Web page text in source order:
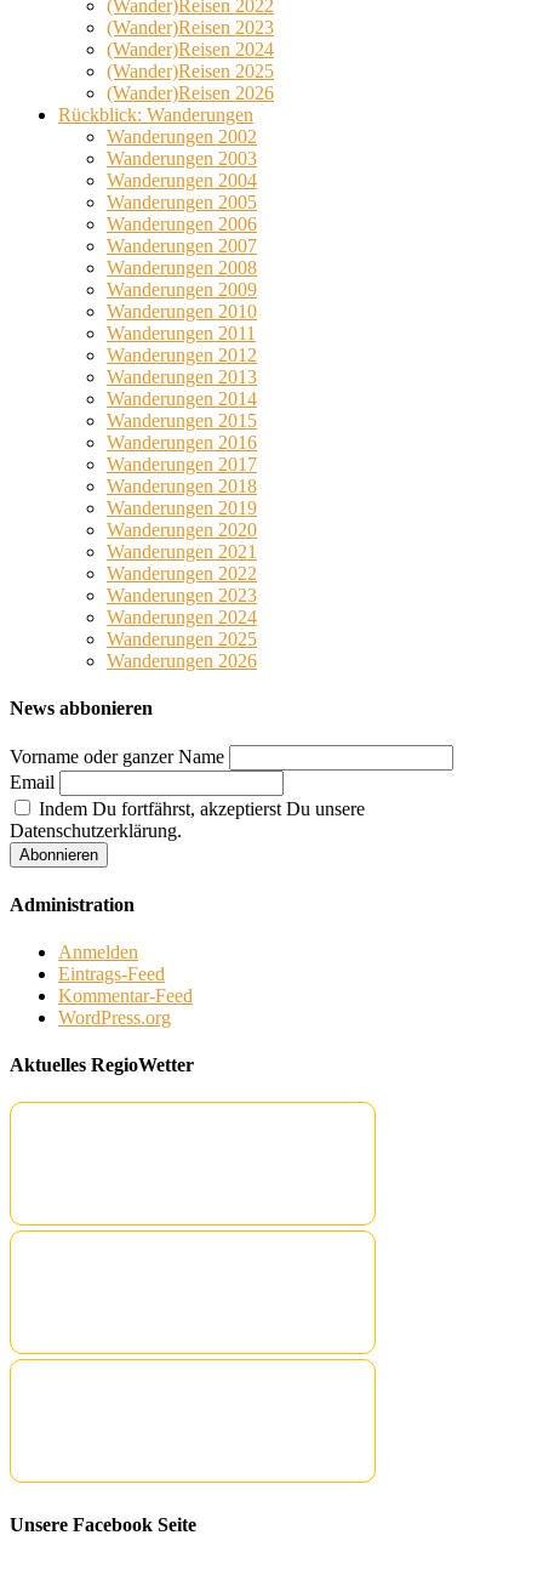
(Wander)Reisen 2022
(Wander)Reisen 2023
(Wander)Reisen 2024
(Wander)Reisen 2025
(Wander)Reisen 2026
Rückblick: Wanderungen
Wanderungen 2002
Wanderungen 2003
Wanderungen 2004
Wanderungen 2005
Wanderungen 2006
Wanderungen 2007
Wanderungen 2008
Wanderungen 2009
Wanderungen 2010
Wanderungen 2011
Wanderungen 2012
Wanderungen 2013
Wanderungen 2014
Wanderungen 2015
Wanderungen 2016
Wanderungen 2017
Wanderungen 2018
Wanderungen 2019
Wanderungen 2020
Wanderungen 2021
Wanderungen 2022
Wanderungen 2023
Wanderungen 2024
Wanderungen 2025
Wanderungen 2026
News abbonieren
Vorname oder ganzer Name
Email
Indem Du fortfährst, akzeptierst Du unsere
Datenschutzerklärung.
Administration
Anmelden
Eintrags-Feed
Kommentar-Feed
WordPress.org
Aktuelles RegioWetter
Unsere Facebook Seite